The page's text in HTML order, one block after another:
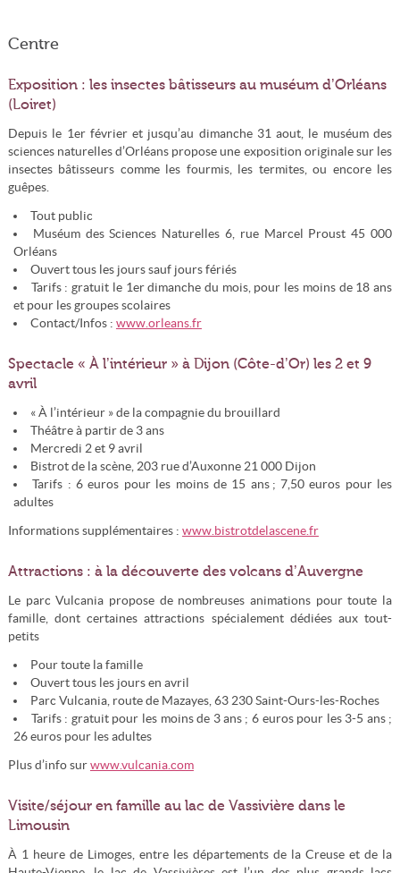
Centre
Exposition : les insectes bâtisseurs au muséum d’Orléans
(Loiret)
Depuis le 1er février et jusqu’au dimanche 31 aout, le muséum des
sciences naturelles d’Orléans propose une exposition originale sur les
insectes bâtisseurs comme les fourmis, les termites, ou encore les
guêpes.
Tout public
Muséum des Sciences Naturelles 6, rue Marcel Proust 45 000
Orléans
Ouvert tous les jours sauf jours fériés
Tarifs : gratuit le 1er dimanche du mois, pour les moins de 18 ans
et pour les groupes scolaires
Contact/Infos : www.orleans.fr
Spectacle « À l’intérieur » à Dijon (Côte-d’Or) les 2 et 9
avril
« À l’intérieur » de la compagnie du brouillard
Théâtre à partir de 3 ans
Mercredi 2 et 9 avril
Bistrot de la scène, 203 rue d’Auxonne 21 000 Dijon
Tarifs : 6 euros pour les moins de 15 ans ; 7,50 euros pour les
adultes
Informations supplémentaires : www.bistrotdelascene.fr
Attractions : à la découverte des volcans d’Auvergne
Le parc Vulcania propose de nombreuses animations pour toute la
famille, dont certaines attractions spécialement dédiées aux tout-
petits
Pour toute la famille
Ouvert tous les jours en avril
Parc Vulcania, route de Mazayes, 63 230 Saint-Ours-les-Roches
Tarifs : gratuit pour les moins de 3 ans ; 6 euros pour les 3-5 ans ;
26 euros pour les adultes
Plus d’info sur www.vulcania.com
Visite/séjour en famille au lac de Vassivière dans le
Limousin
À 1 heure de Limoges, entre les départements de la Creuse et de la